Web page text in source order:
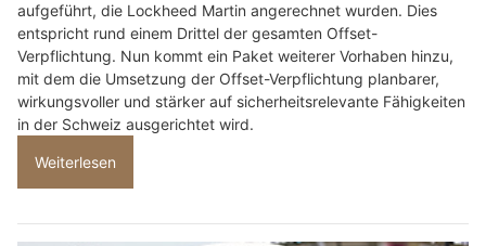
aufgeführt, die Lockheed Martin angerechnet wurden. Dies
entspricht rund einem Drittel der gesamten Offset-
Verpflichtung. Nun kommt ein Paket weiterer Vorhaben hinzu,
mit dem die Umsetzung der Offset-Verpflichtung planbarer,
wirkungsvoller und stärker auf sicherheitsrelevante Fähigkeiten
in der Schweiz ausgerichtet wird.
Weiterlesen